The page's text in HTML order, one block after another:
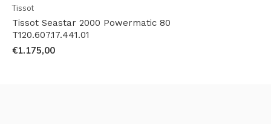
Tissot
Tissot Seastar 2000 Powermatic 80
T120.607.17.441.01
€1.175,00